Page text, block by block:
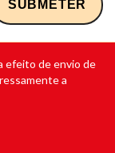
efeito de envio de
a